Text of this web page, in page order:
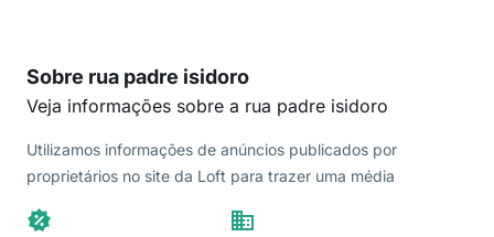
Sobre rua padre isidoro
Veja informações sobre a rua padre isidoro
Utilizamos informações de anúncios publicados por
proprietários no site da Loft para trazer uma média